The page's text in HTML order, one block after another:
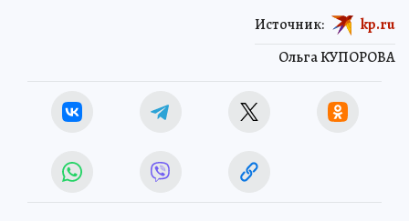
Ольга КУПОРОВА
Источник: kp.ru